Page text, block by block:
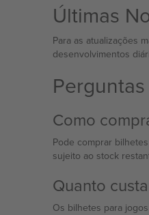
Últimas
Para as atualizações
desenvolvimentos
Como
Pode comprar
sujeito ao stock
Quanto
Os bilhetes para